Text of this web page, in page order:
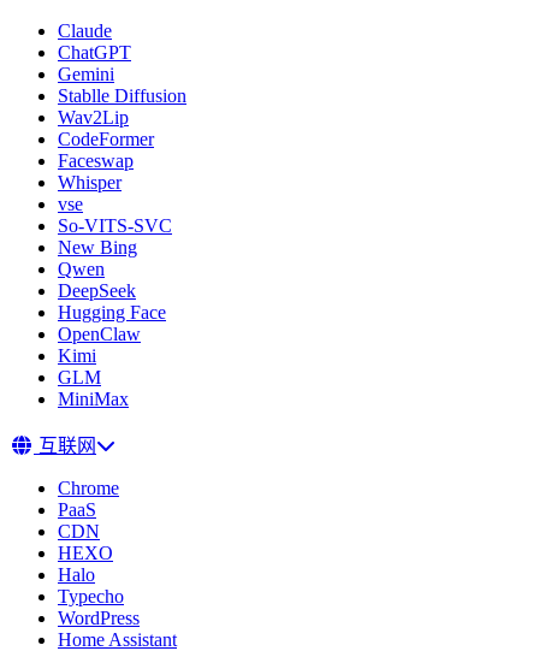
Claude
ChatGPT
Gemini
Stablle Diffusion
Wav2Lip
CodeFormer
Faceswap
Whisper
vse
So-VITS-SVC
New Bing
Qwen
DeepSeek
Hugging Face
OpenClaw
Kimi
GLM
MiniMax
互联网
Chrome
PaaS
CDN
HEXO
Halo
Typecho
WordPress
Home Assistant